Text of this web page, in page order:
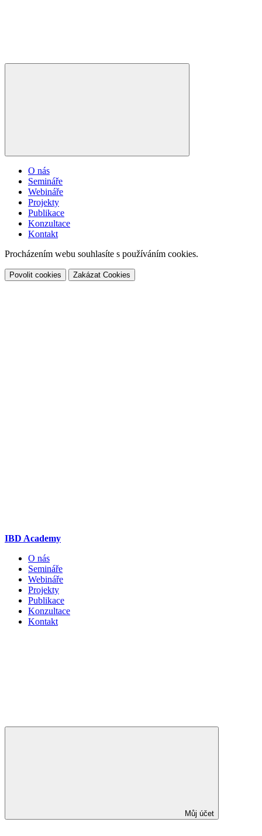
O nás
Semináře
Webináře
Projekty
Publikace
Konzultace
Kontakt
Procházením webu souhlasíte s používáním cookies.
Povolit cookies Zakázat Cookies
IBD Academy
O nás
Semináře
Webináře
Projekty
Publikace
Konzultace
Kontakt
Můj účet